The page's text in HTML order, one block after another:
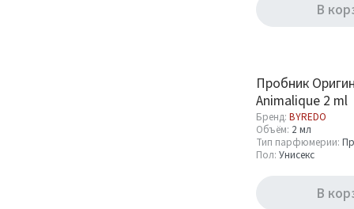
В
Пробник
Animalique 2 ml
Бренд: BYREDO
Объём: 2 мл
Тип парфюмерии:
Пол: Унисекс
В